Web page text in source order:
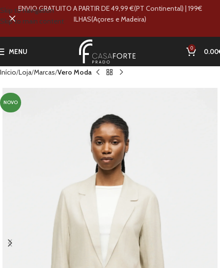
Skip to navigation
Skip to main content
MENU 0 0.00
Início Loja Marcas Vero Moda
NOVO
ENVIO GRATUITO A PARTIR DE 49,99 €(PT Continental) | 199€
ILHAS(Açores e Madeira)